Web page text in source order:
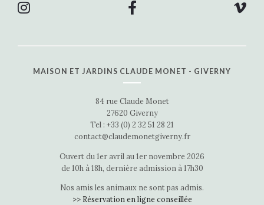
MAISON ET JARDINS CLAUDE MONET - GIVERNY
84 rue Claude Monet
27620 Giverny
Tel : +33 (0) 2 32 51 28 21
contact@claudemonetgiverny.fr
Ouvert du 1er avril au 1er novembre 2026
de 10h à 18h, dernière admission à 17h30
Nos amis les animaux ne sont pas admis.
>> Réservation en ligne conseillée